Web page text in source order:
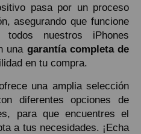
pasa por un proceso
asegurando que funcione
nuestros iPhones
una garantía completa de
en tu compra.
una amplia selección
diferentes opciones de
para que encuentres el
a tus necesidades. ¡Echa